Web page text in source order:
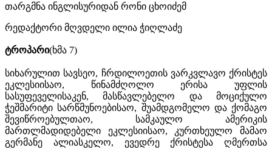
თარგმნა ინგლისურიდან რონი ცხოიძემ
რედაქტორი მღვდელი ილია ჭიღლაძე
ტროპარი(ხმა 7)
სიხარულით სავსეო, ჩრდილოეთის ვარკვლავო ქრისტეს
ეკლესიისაო, წინამძღოლო ერისა უფლის
სასუფეველისაკენ, მასწავლებელო და მოციქულო
ჭეშმარიტი სარწმუნოებისაო, შუამდგომელო და ქომაგო
შევიწროებულთაო, სამკაულო ამერიკის
მართლმადიდებელი ეკლესიისაო, კურთხეულო მამაო
გერმანე ალიასკელო, ევედრე ქრისტესა ღმერთსა